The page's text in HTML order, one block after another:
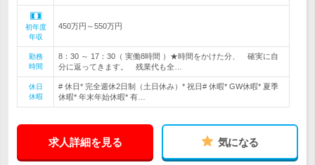
初年度
年収
450万円～550万円
勤務
時間
8：30 ～ 17：30（ 実働8時間 ）★時間をかけた分、 確実に自
分に返ってきます。 残業代も全…
休日
休暇
# 休日* 完全週休2日制（土日休み）* 祝日# 休暇* GW休暇* 夏季
休暇* 年末年始休暇* 有…
求人詳細を見る 気になる